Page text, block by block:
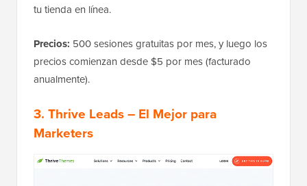
tu tienda en línea.
Precios: 500 sesiones gratuitas por mes, y luego los
precios comienzan desde $5 por mes (facturado
anualmente).
3. Thrive Leads– El Mejor para
Marketers